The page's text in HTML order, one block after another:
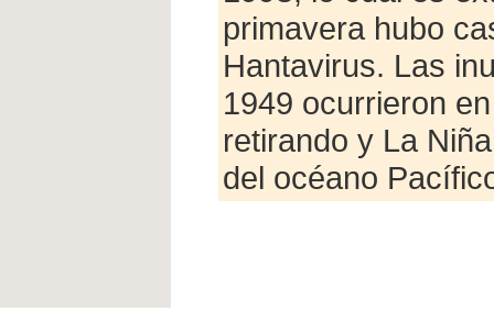
primavera hubo
Hantavirus. Las
1949 ocurrieron
retirando y La
del océano